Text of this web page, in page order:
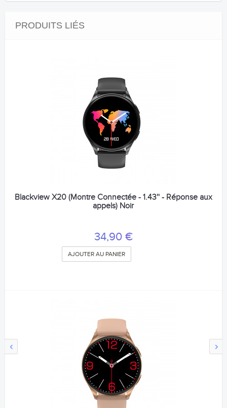
PRODUITS LIÉS
‹ ›
Blackview X20 (Montre Connectée - 1.43'' - Réponse aux
appels) Noir
34,90 €
AJOUTER AU PANIER